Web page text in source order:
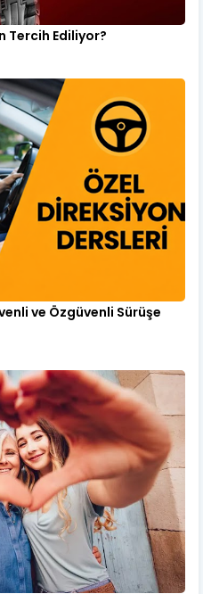
Tercih Ediliyor?
ve Özgüvenli Sürüşe